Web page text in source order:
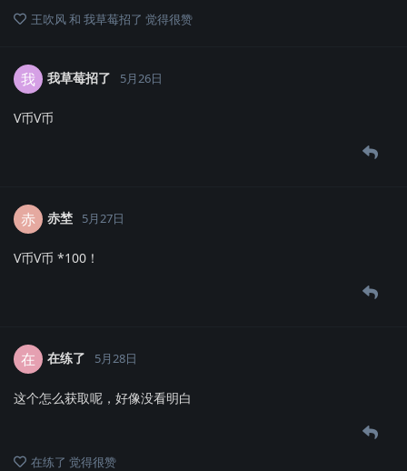
王吹风和 我草莓招了 觉得很赞
我 我草莓招了 5月26日
V币V币
赤 赤埜 5月27日
V币V币 *100！
在 在练了 5月28日
这个怎么获取呢，好像没看明白
在练了 觉得很赞